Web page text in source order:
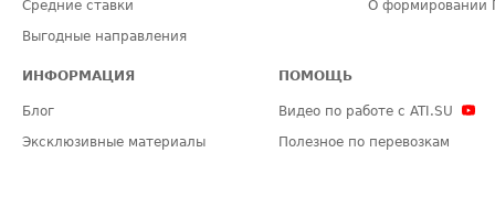
Средние ставки
Выгодные направления
О формировании
ИНФОРМАЦИЯ
Блог
Эксклюзивные материалы
ПОМОЩЬ
Видео по работе с ATI.SU
Полезное по перевозкам